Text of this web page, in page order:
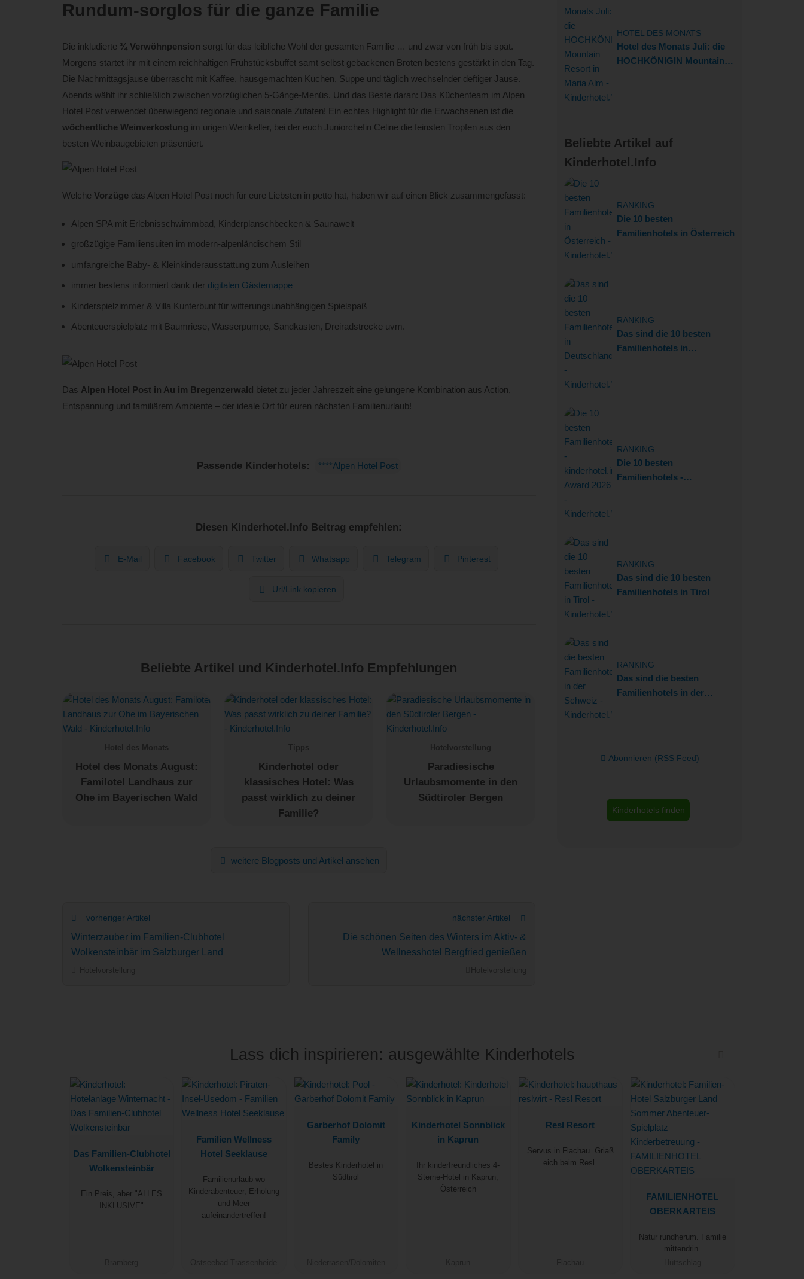
Rundum-sorglos für die ganze Familie
Die inkludierte ¾ Verwöhnpension sorgt für das leibliche Wohl der gesamten Familie … und zwar von früh bis spät.
Morgens startet ihr mit einem reichhaltigen Frühstücksbuffet samt selbst gebackenen Broten bestens gestärkt in den Tag.
Die Nachmittagsjause überrascht mit Kaffee, hausgemachten Kuchen, Suppe und täglich wechselnder deftiger Jause.
Abends wählt ihr schließlich zwischen vorzüglichen 5-Gänge-Menüs. Und das Beste daran: Das Küchenteam im Alpen
Hotel Post verwendet überwiegend regionale und saisonale Zutaten! Ein echtes Highlight für die Erwachsenen ist die
wöchentliche Weinverkostung im urigen Weinkeller, bei der euch Juniorchefin Celine die feinsten Tropfen aus den
besten Weinbaugebieten präsentiert.
Welche Vorzügedas Alpen Hotel Post noch für eure Liebsten in petto hat, haben wir auf einen Blick zusammengefasst:
Alpen SPA mit Erlebnisschwimmbad, Kinderplanschbecken & Saunawelt
großzügige Familiensuiten im modern-alpenländischem Stil
umfangreiche Baby- & Kleinkinderausstattung zum Ausleihen
immer bestens informiert dank der digitalen Gästemappe
Kinderspielzimmer & Villa Kunterbunt für witterungsunabhängigen Spielspaß
Abenteuerspielplatz mit Baumriese, Wasserpumpe, Sandkasten, Dreiradstrecke uvm.
Das Alpen Hotel Post in Au im Bregenzerwald bietet zu jeder Jahreszeit eine gelungene Kombination aus Action,
Entspannung und familiärem Ambiente – der ideale Ort für euren nächsten Familienurlaub!
Passende Kinderhotels: ****Alpen Hotel Post
Diesen Kinderhotel.Info Beitrag empfehlen:
E-Mail Facebook Twitter Whatsapp Telegram Pinterest
Url/Link kopieren
Beliebte Artikel und Kinderhotel.Info Empfehlungen
Hotel des Monats August:
Familotel Landhaus zur
Ohe im Bayerischen Wald
Kinderhotel oder
klassisches Hotel: Was
passt wirklich zu deiner
Familie?
Paradiesische
Urlaubsmomente in den
Südtiroler Bergen
weitere Blogposts und Artikel ansehen
vorheriger Artikel
Winterzauber im Familien-Clubhotel
Wolkensteinbär im Salzburger Land
nächster Artikel
Die schönen Seiten des Winters im Aktiv- &
Wellnesshotel Bergfried genießen
HOTEL DES MONATS
Hotel des Monats Juli: die
HOCHKÖNIGIN Mountain
Beliebte Artikel auf
Kinderhotel.Info
RANKING
Die 10 besten
Familienhotels in Österreich
RANKING
Das sind die 10 besten
Familienhotels in
RANKING
Die 10 besten
Familienhotels -
RANKING
Das sind die 10 besten
Familienhotels in Tirol
RANKING
Das sind die besten
Familienhotels in der
Abonnieren (RSS Feed)
Kinderhotels finden
Lass dich inspirieren: ausgewählte Kinderhotels
Das Familien-Clubhotel
Wolkensteinbär
Ein Preis, aber "ALLES
INKLUSIVE"
Familien Wellness
Hotel Seeklause
Familienurlaub wo
Kinderabenteuer, Erholung
und Meer
aufeinandertreffen!
Garberhof Dolomit
Family
Bestes Kinderhotel in
Südtirol
Kinderhotel Sonnblick
in Kaprun
Ihr kinderfreundliches 4-
Sterne-Hotel in Kaprun,
Österreich
Resl Resort
Servus in Flachau. Griaß
eich beim Resl.
FAMILIENHOTEL
OBERKARTEIS
Natur rundherum. Familie
mittendrin.